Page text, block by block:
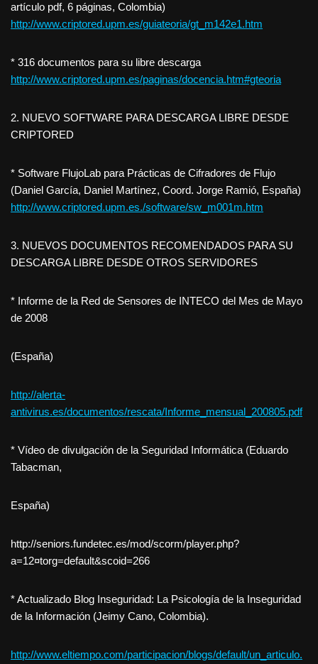
artículo pdf, 6 páginas, Colombia)
http://www.criptored.upm.es/guiateoria/gt_m142e1.htm
* 316 documentos para su libre descarga
http://www.criptored.upm.es/paginas/docencia.htm#gteoria
2. NUEVO SOFTWARE PARA DESCARGA LIBRE DESDE
CRIPTORED
* Software FlujoLab para Prácticas de Cifradores de Flujo
(Daniel García, Daniel Martínez, Coord. Jorge Ramió, España)
http://www.criptored.upm.es./software/sw_m001m.htm
3. NUEVOS DOCUMENTOS RECOMENDADOS PARA SU
DESCARGA LIBRE DESDE OTROS SERVIDORES
* Informe de la Red de Sensores de INTECO del Mes de Mayo
de 2008
(España)
http://alerta-
antivirus.es/documentos/rescata/Informe_mensual_200805.pdf
* Vídeo de divulgación de la Seguridad Informática (Eduardo
Tabacman,
España)
http://seniors.fundetec.es/mod/scorm/player.php?
a=12¤torg=default&scoid=266
* Actualizado Blog Inseguridad: La Psicología de la Inseguridad
de la Información (Jeimy Cano, Colombia).
http://www.eltiempo.com/participacion/blogs/default/un_articulo.